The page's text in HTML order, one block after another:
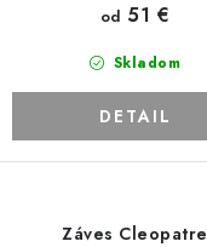
Skladom
od 51 €
DETAIL
Záves Cleopatre